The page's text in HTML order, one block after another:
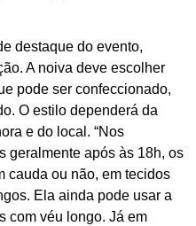
destaque do evento,
A noiva deve escolher
pode ser confeccionado,
O estilo dependerá da
e do local. “Nos
geralmente após às 18h, os
cauda ou não, em tecidos
Ela ainda pode usar a
com véu longo. Já em